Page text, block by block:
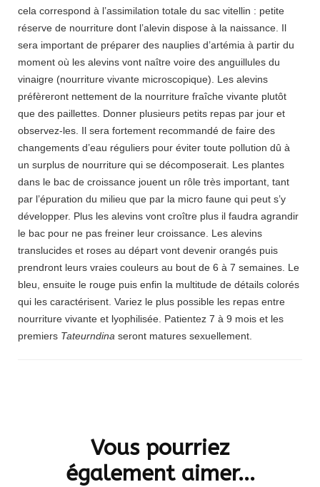
cela correspond à l’assimilation totale du sac vitellin : petite
réserve de nourriture dont l’alevin dispose à la naissance. Il
sera important de préparer des nauplies d’artémia à partir du
moment où les alevins vont naître voire des anguillules du
vinaigre (nourriture vivante microscopique). Les alevins
préfèreront nettement de la nourriture fraîche vivante plutôt
que des paillettes. Donner plusieurs petits repas par jour et
observez-les. Il sera fortement recommandé de faire des
changements d’eau réguliers pour éviter toute pollution dû à
un surplus de nourriture qui se décomposerait. Les plantes
dans le bac de croissance jouent un rôle très important, tant
par l’épuration du milieu que par la micro faune qui peut s’y
développer. Plus les alevins vont croître plus il faudra agrandir
le bac pour ne pas freiner leur croissance. Les alevins
translucides et roses au départ vont devenir orangés puis
prendront leurs vraies couleurs au bout de 6 à 7 semaines. Le
bleu, ensuite le rouge puis enfin la multitude de détails colorés
qui les caractérisent. Variez le plus possible les repas entre
nourriture vivante et lyophilisée. Patientez 7 à 9 mois et les
premiers Tateurndina seront matures sexuellement.
Vous pourriez
également aimer...